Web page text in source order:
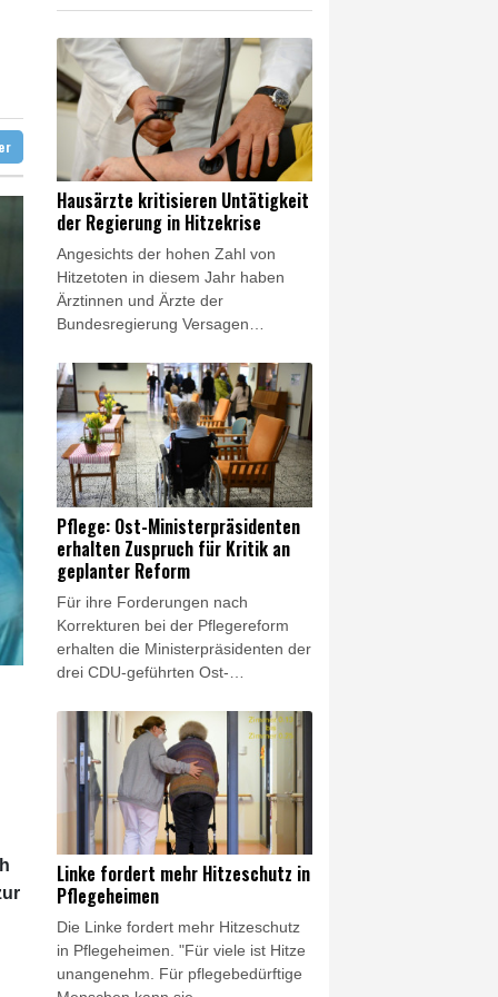
stellen lassen
Hausärzte kritisieren Untätigkeit
der Regierung in Hitzekrise
Angesichts der hohen Zahl von
Hitzetoten in diesem Jahr haben
Ärztinnen und Ärzte der
Bundesregierung Versagen
nichts passiert", sagte die
Vorsitzende des Hausärztinnen- und
Hausärzteverbands, Nicola
Buhlinger-Göpfarth, der
"Rheinischen Post"
(Freitagsausgabe). Sie äußerte sich
anlässlich der Bekanntgabe neuer
Daten des Robert-Koch-Instituts
(RKI), wonach in diesem Jahr in
Deutschland bereits fast 12.000
Hitzetote zu verzeichnen sind.
Pflege: Ost-Ministerpräsidenten
erhalten Zuspruch für Kritik an
geplanter Reform
Für ihre Forderungen nach
Korrekturen bei der Pflegereform
erhalten die Ministerpräsidenten der
drei CDU-geführten Ost-
Koalition und Opposition im Bund.
Politikerinnen und Politiker von
CSU, Grünen und Linken warnten
am Montag insbesondere vor
Einschnitten bei pflegenden
Angehörigen. Grünen-Fraktionsvize
Andreas Audretsch warf der
Bundesregierung vor, pflegende
Angehörige "in Altersarmut
schicken" zu wollen.
Linke fordert mehr Hitzeschutz in
Pflegeheimen
Die Linke fordert mehr Hitzeschutz
in Pflegeheimen. "Für viele ist Hitze
unangenehm. Für pflegebedürftige